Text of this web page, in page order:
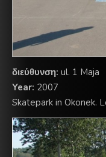
διεύθυνση: ul. 1 Maja
Year: 2007
Skatepark in Okonek.